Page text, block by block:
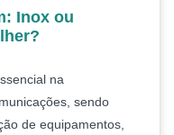
Inox ou
na
sendo
de equipamentos,